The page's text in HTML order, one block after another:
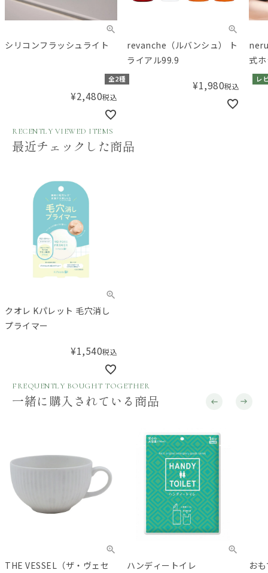
シリコンフラッシュライト
全2種
¥2,480税込
revanche（ルバンシュ） ト
ライアル99.9
¥1,980税込
式
レ
RECENTLY VIEWED ITEMS
最近チェックした商品
クオレ Kパレット 毛穴消し
プライマー
¥1,540税込
FREQUENTLY BOUGHT TOGETHER
一緒に購入されている商品
THE VESSEL（ザ・ヴェセ
ハンディートイレ
お